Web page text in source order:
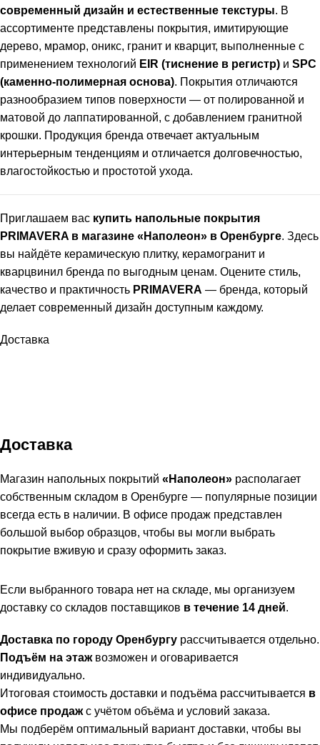
современный дизайн и естественные текстуры. В
ассортименте представлены покрытия, имитирующие
дерево, мрамор, оникс, гранит и кварцит, выполненные с
применением технологий EIR (тиснение в регистр) и SPC
(каменно-полимерная основа). Покрытия отличаются
разнообразием типов поверхности — от полированной и
матовой до лаппатированной, с добавлением гранитной
крошки. Продукция бренда отвечает актуальным
интерьерным тенденциям и отличается долговечностью,
влагостойкостью и простотой ухода.
Приглашаем вас купить напольные покрытия
PRIMAVERA в магазине «Наполеон» в Оренбурге. Здесь
вы найдёте керамическую плитку, керамогранит и
кварцвинил бренда по выгодным ценам. Оцените стиль,
качество и практичность PRIMAVERA — бренда, который
делает современный дизайн доступным каждому.
Доставка
Доставка
Магазин напольных покрытий «Наполеон» располагает
собственным складом в Оренбурге — популярные позиции
всегда есть в наличии. В офисе продаж представлен
большой выбор образцов, чтобы вы могли выбрать
покрытие вживую и сразу оформить заказ.
Если выбранного товара нет на складе, мы организуем
доставку со складов поставщиков в течение 14 дней.
Доставка по городу Оренбургу рассчитывается отдельно.
Подъём на этажвозможен и оговаривается
индивидуально.
Итоговая стоимость доставки и подъёма рассчитывается в
офисе продажс учётом объёма и условий заказа.
Мы подберём оптимальный вариант доставки, чтобы вы